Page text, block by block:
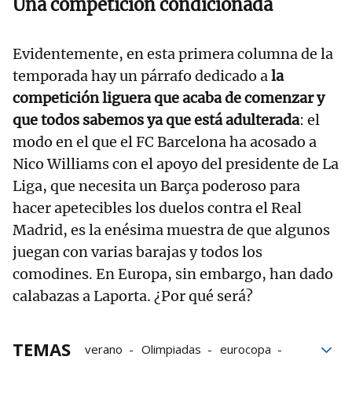
Una competición condicionada
Evidentemente, en esta primera columna de la
temporada hay un párrafo dedicado ala
competición liguera que acaba de comenzar y
que todos sabemos ya que está adulterada: el
modo en el que el FC Barcelona ha acosado a
Nico Williams con el apoyo del presidente de La
Liga, que necesita un Barça poderoso para
hacer apetecibles los duelos contra el Real
Madrid, es la enésima muestra de que algunos
juegan con varias barajas y todos los
comodines. En Europa, sin embargo, han dado
calabazas a Laporta. ¿Por qué será?
TEMAS verano Olimpiadas
eurocopa